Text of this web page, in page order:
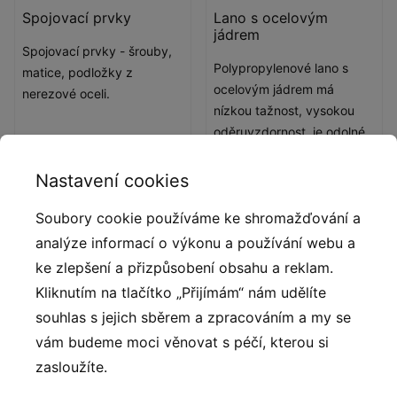
Spojovací prvky
Spojovací prvky - šrouby,
matice, podložky z
nerezové oceli.
Lano s ocelovým
jádrem
Polypropylenové lano s
ocelovým jádrem má
nízkou tažnost, vysokou
oděruvzdornost, je odolné
Popis produktu
Pohyblivá konstrukce vytváří nestabilní povrch, který
při přechodu nutí děti aktivně zapojovat rovnováhu,
koordinaci a stabilitu těla. Prvek podporuje rozvoj
motoriky a zároveň nabízí zábavnou výzvu při
Nastavení cookies
Soubory cookie používáme ke shromažďování a
analýze informací o výkonu a používání webu a
ke zlepšení a přizpůsobení obsahu a reklam.
Kliknutím na tlačítko „Přijímám“ nám udělíte
souhlas s jejich sběrem a zpracováním a my se
vám budeme moci věnovat s péčí, kterou si
zasloužíte.